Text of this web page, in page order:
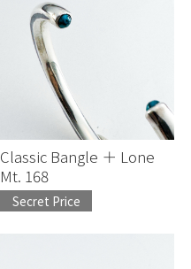
Classic Bangle ＋ Lone
Mt. 168
Secret Price